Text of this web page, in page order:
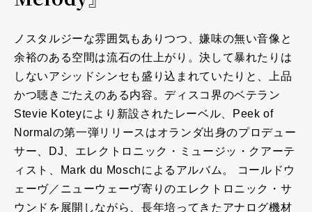
ノスタルジーな雰囲気もありつつ、嫌味の無い音像と
余裕のある空間は流石の仕上がり。決して暴れたりは
しないアシッドシンセも盛り込まれていたりと、上品
かつ聴きごたえのある内容。ディスコ界のベテラン
Stevie Koteyにより新設されたレーベル、Peek of
Normalの第一弾リリースはオランダ出身のプロデュー
サー、DJ、エレクトロニック・ミュージッ・クアーテ
ィスト、Mark du Moschによるアルバム。 コールドウ
ェーヴ／ニューウェーヴ寄りのエレクトロニック・サ
ウンドを展開しながら、長年培ってきたアナログ機材